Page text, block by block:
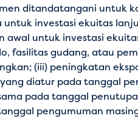
ditandatangani untuk
untuk investasi ekuitas
awal untuk investasi
fasilitas gudang, atau
(iii) peningkatan
diatur pada tanggal
pada tanggal
pengumuman